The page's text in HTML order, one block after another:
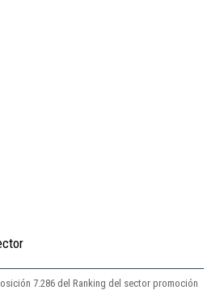
7.286 del Ranking del sector promoción